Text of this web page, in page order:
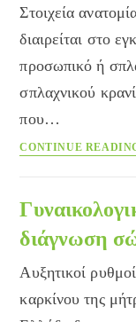
Στοιχεία
διαιρείται στο
προσωπικό ή
σπλαχνικού
που…
CONTINUE
διάγνωση
Αυξητικοί
καρκίνου της